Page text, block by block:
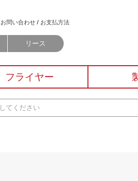
お問い合わせ お支払方法
リース
フライヤー